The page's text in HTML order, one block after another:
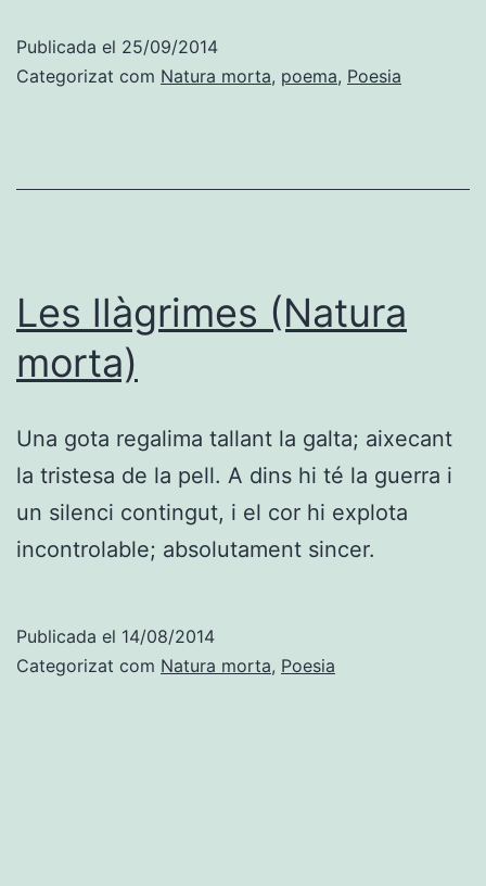
Publicada el 25/09/2014
Categorizat com Natura morta, poema, Poesia
Les llàgrimes (Natura
morta)
Una gota regalima tallant la galta; aixecant
la tristesa de la pell. A dins hi té la guerra i
un silenci contingut, i el cor hi explota
incontrolable; absolutament sincer.
Publicada el 14/08/2014
Categorizat com Natura morta, Poesia